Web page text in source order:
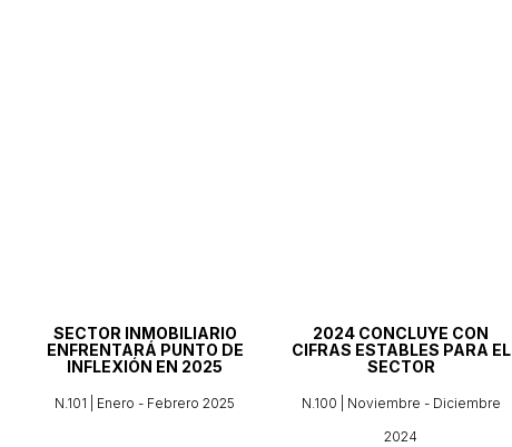
SECTOR INMOBILIARIO
ENFRENTARÁ PUNTO DE
INFLEXIÓN EN 2025
N.101 | Enero - Febrero 2025
2024 CONCLUYE CON
CIFRAS ESTABLES PARA EL
SECTOR
N.100 | Noviembre - Diciembre
2024